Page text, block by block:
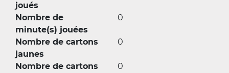
joués
Nombre de
minute(s) jouées
0
Nombre de cartons
jaunes
0
Nombre de cartons
0